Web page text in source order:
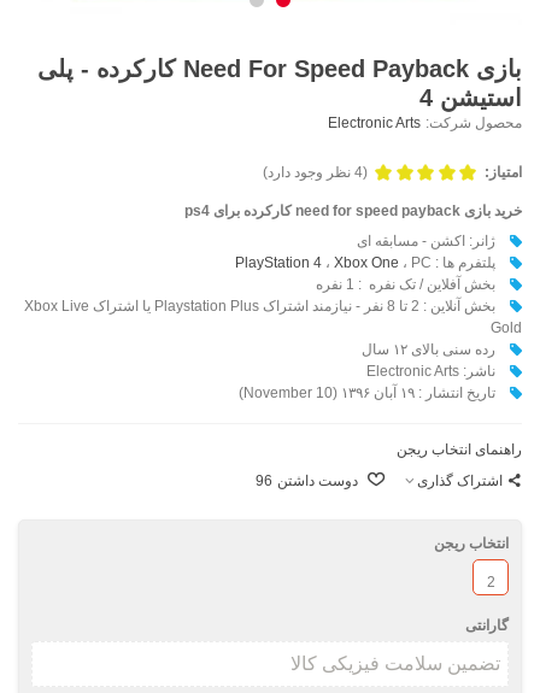
بازی Need For Speed Payback کارکرده - پلی
استیشن 4
محصول شرکت: Electronic Arts
امتیاز: (4 نظر وجود دارد)
خرید بازی need for speed payback کارکرده برای ps4
ژانر: اکشن - مسابقه ای
پلتفرم ها :
PlayStation 4، Xbox One ، PC
بخش آفلاین / تک نفره : 1 نفره
بخش آنلاین : 2 تا 8 نفر - نیازمند اشتراک Playstation Plus یا اشتراک Xbox Live
Gold
رده سنی بالای ۱۲ سال
ناشر: Electronic Arts
تاریخ انتشار : ۱۹ آبان ۱۳۹۶ (10 November)
راهنمای انتخاب ریجن
اشتراک گذاری
دوست داشتن 96
انتخاب ریجن
2
گارانتی